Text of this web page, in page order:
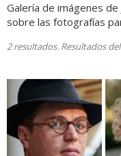
Galería de imágenes de
sobre las fotografías
2 resultados. Resultados